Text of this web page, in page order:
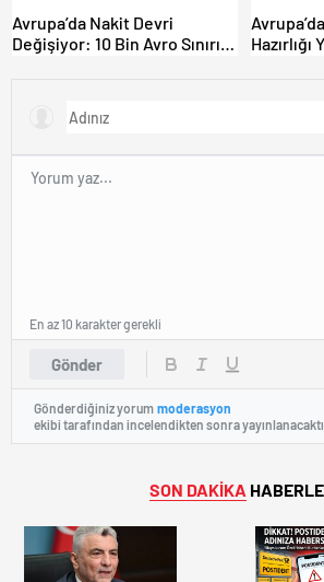
Avrupa’da Nakit Devri
Değişiyor: 10 Bin Avro Sınırı
Gönder
En az 10 karakter gerekli
Gönderdiğiniz yorum moderasyon
ekibi tarafından incelendikten sonra
SON DAKİKA